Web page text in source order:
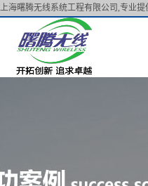
上海曙腾无线系统工程有限公司,专业